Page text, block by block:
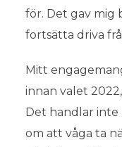
för. Det gav mig
fortsätta driva
Mitt
innan valet
Det handlar inte
om att våga ta